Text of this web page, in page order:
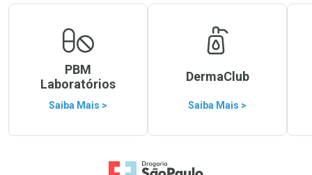
PBM
Laboratórios
Saiba Mais >
DermaClub
Saiba Mais >
Ir para a Home